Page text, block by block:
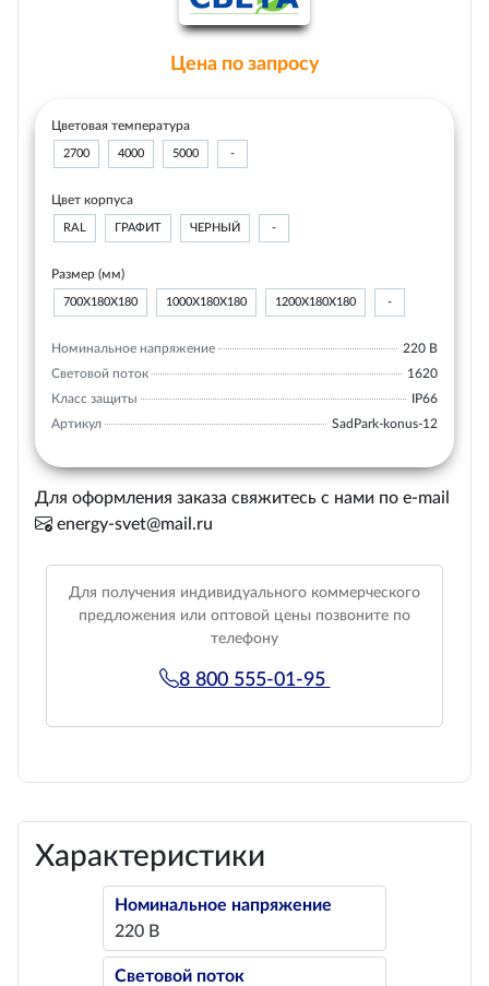
Цена по запросу
Цветовая температура
2700 4000 5000 -
Цвет корпуса
RAL ГРАФИТ ЧЕРНЫЙ -
Размер (мм)
700Х180Х180 1000Х180Х180 1200Х180Х180 -
Номинальное напряжение
220 В
Световой поток
1620
Класс защиты
IP66
Артикул
SadPark-konus-12
Для оформления заказа свяжитесь с нами по e-mail
energy-svet@mail.ru
Для получения индивидуального коммерческого
предложения или оптовой цены позвоните по
телефону
8 800 555-01-95
Характеристики
Номинальное напряжение
220 В
Световой поток